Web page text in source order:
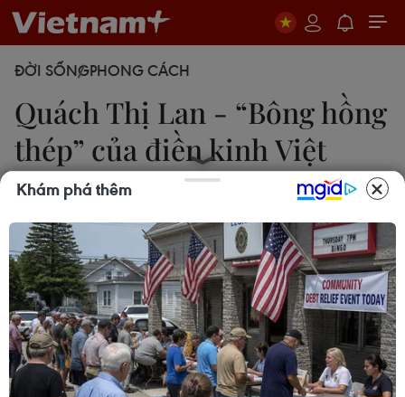
ĐỜI SỐNGPHONG CÁCH
Quách Thị Lan - “Bông hồng
thép” của điền kinh Việt
Nam
Nam Thái
20/10/2021 02:38
Quách Thị Lan - nữ vận động viên điền kinh sinh
năm 1995, đã đem về rất nhiều huy chương ở
những giải đấu lớn, đóng góp thành tích không
nhỏ trong bảng vàng thành tích của thể thao Việt
Khám phá thêm